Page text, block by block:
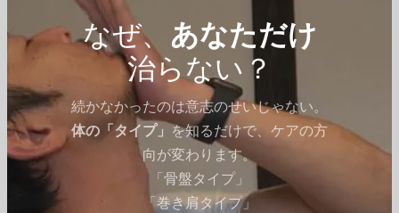
なぜ、 あなただけ
治らない？
続かなかったのは意志のせいじゃない。
体の「タイプ」を知るだけで、ケアの方
向が変わります。
「骨盤タイプ」
「巻き肩タイプ」
代謝の向上
リバースグリップトライセッププッシュダウン
などの重量トレーニングは筋肉量を増やし、基
礎代謝率を向上させます。これにより、脂肪の
燃焼が促進され、体重管理がしやすくなりま
す。
機能的な強化
上腕三頭筋は日常生活の動作にも関与する重要